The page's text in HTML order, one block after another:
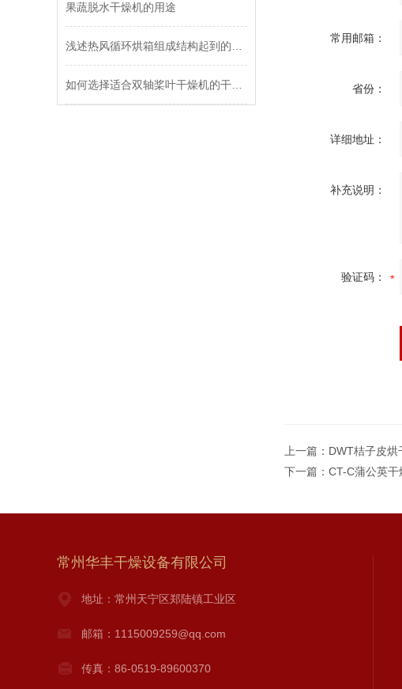
果蔬脱水干燥机的用途
常用邮箱：
省份：
详细地址：
补充说明：
验证码：
上一篇： DWT桔子皮烘
下一篇： CT-C蒲公英干
常州华丰干燥设备有限公司
地址：常州天宁区郑陆镇工业区
邮箱：1115009259@qq.com
传真：86-0519-89600370